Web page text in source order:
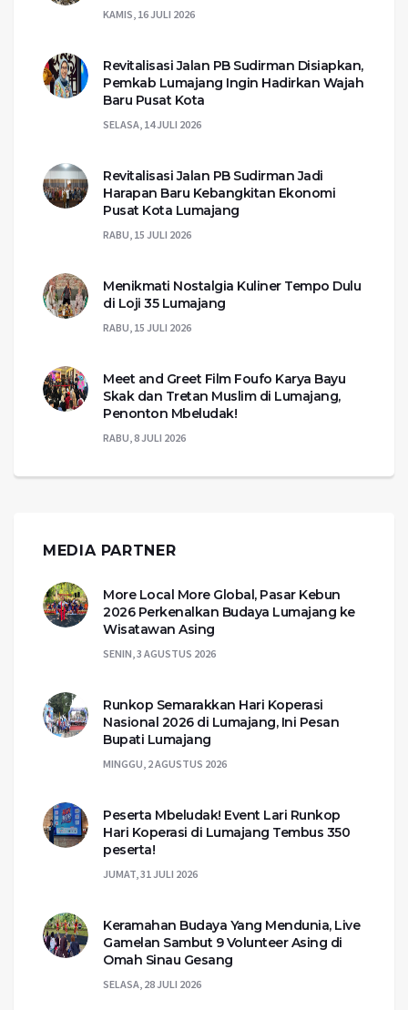
KAMIS, 16 JULI 2026
Revitalisasi Jalan PB Sudirman Disiapkan,
Pemkab Lumajang Ingin Hadirkan Wajah
Baru Pusat Kota
SELASA, 14 JULI 2026
Revitalisasi Jalan PB Sudirman Jadi
Harapan Baru Kebangkitan Ekonomi
Pusat Kota Lumajang
RABU, 15 JULI 2026
Menikmati Nostalgia Kuliner Tempo Dulu
di Loji 35 Lumajang
RABU, 15 JULI 2026
Meet and Greet Film Foufo Karya Bayu
Skak dan Tretan Muslim di Lumajang,
Penonton Mbeludak!
RABU, 8 JULI 2026
MEDIA PARTNER
More Local More Global, Pasar Kebun
2026 Perkenalkan Budaya Lumajang ke
Wisatawan Asing
SENIN, 3 AGUSTUS 2026
Runkop Semarakkan Hari Koperasi
Nasional 2026 di Lumajang, Ini Pesan
Bupati Lumajang
MINGGU, 2 AGUSTUS 2026
Peserta Mbeludak! Event Lari Runkop
Hari Koperasi di Lumajang Tembus 350
peserta!
JUMAT, 31 JULI 2026
Keramahan Budaya Yang Mendunia, Live
Gamelan Sambut 9 Volunteer Asing di
Omah Sinau Gesang
SELASA, 28 JULI 2026